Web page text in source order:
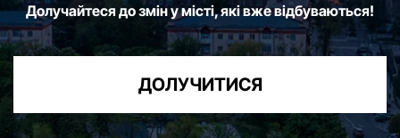
Долучайтеся до змін у місті, які вже відбуваються!
ДОЛУЧИТИСЯ